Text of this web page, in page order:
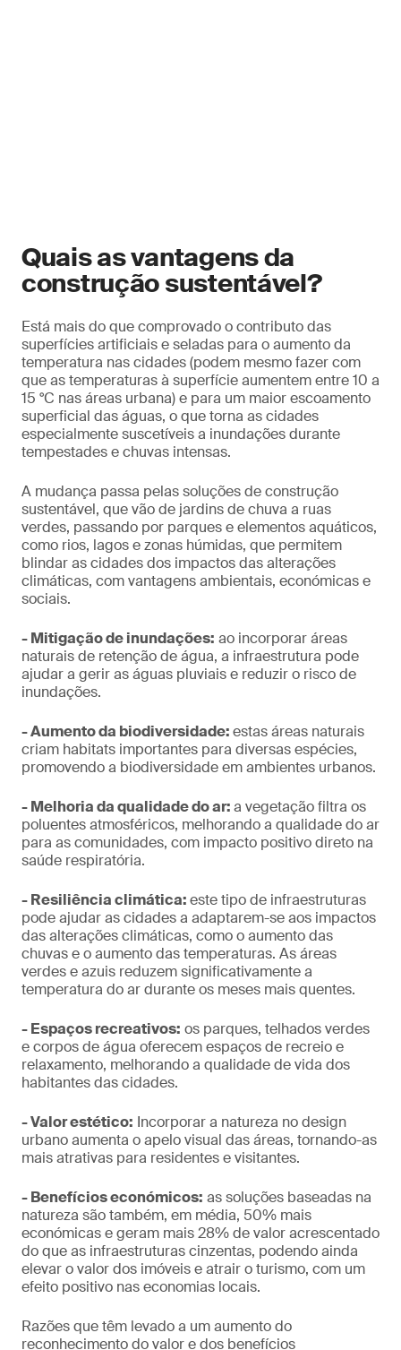
Quais as vantagens da
construção sustentável?
Está mais do que comprovado o contributo das
superfícies artificiais e seladas para o aumento da
temperatura nas cidades (podem mesmo fazer com
que as temperaturas à superfície aumentem entre 10 a
15 °C nas áreas urbana) e para um maior escoamento
superficial das águas, o que torna as cidades
especialmente suscetíveis a inundações durante
tempestades e chuvas intensas.
A mudança passa pelas soluções de construção
sustentável, que vão de jardins de chuva a ruas
verdes, passando por parques e elementos aquáticos,
como rios, lagos e zonas húmidas, que permitem
blindar as cidades dos impactos das alterações
climáticas, com vantagens ambientais, económicas e
sociais.
- Mitigação de inundações: ao incorporar áreas
naturais de retenção de água, a infraestrutura pode
ajudar a gerir as águas pluviais e reduzir o risco de
inundações.
- Aumento da biodiversidade:estas áreas naturais
criam habitats importantes para diversas espécies,
promovendo a biodiversidade em ambientes urbanos.
- Melhoria da qualidade do ar:a vegetação filtra os
poluentes atmosféricos, melhorando a qualidade do ar
para as comunidades, com impacto positivo direto na
saúde respiratória.
- Resiliência climática:este tipo de infraestruturas
pode ajudar as cidades a adaptarem-se aos impactos
das alterações climáticas, como o aumento das
chuvas e o aumento das temperaturas. As áreas
verdes e azuis reduzem significativamente a
temperatura do ar durante os meses mais quentes.
- Espaços recreativos: os parques, telhados verdes
e corpos de água oferecem espaços de recreio e
relaxamento, melhorando a qualidade de vida dos
habitantes das cidades.
- Valor estético: Incorporar a natureza no design
urbano aumenta o apelo visual das áreas, tornando-as
mais atrativas para residentes e visitantes.
- Benefícios económicos: as soluções baseadas na
natureza são também, em média, 50% mais
económicas e geram mais 28% de valor acrescentado
do que as infraestruturas cinzentas, podendo ainda
elevar o valor dos imóveis e atrair o turismo, com um
efeito positivo nas economias locais.
Razões que têm levado a um aumento do
reconhecimento do valor e dos benefícios